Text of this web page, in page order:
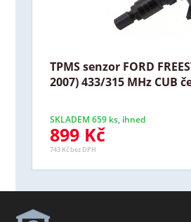
TPMS senzor FORD
2007) 433/315 MHz CUB
SKLADEM 659 ks, ihned
899 Kč
743 Kč bez DPH